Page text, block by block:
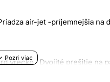
air-jet -príjemnejšia
vrecko. Dvojité prešitie na